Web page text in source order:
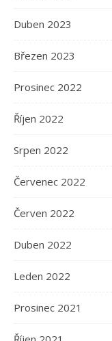
Duben 2023
Březen 2023
Prosinec 2022
Říjen 2022
Srpen 2022
Červenec 2022
Červen 2022
Duben 2022
Leden 2022
Prosinec 2021